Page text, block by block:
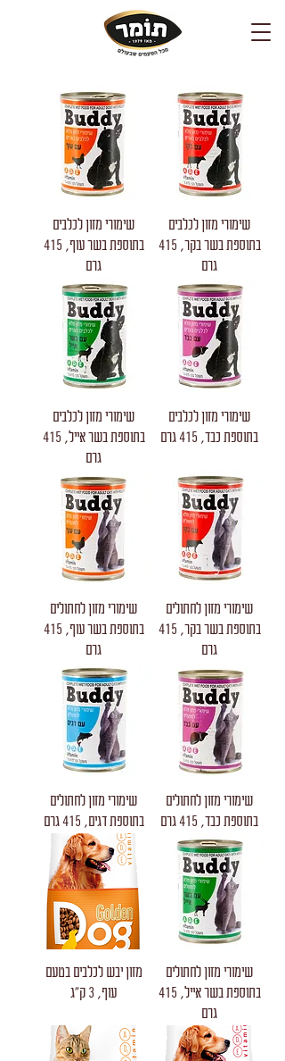
שימורי מזון לכלבים
בתוספת בשר בקר, 415
גרם
שימורי מזון לכלבים
בתוספת בשר עוף, 415
גרם
שימורי מזון לכלבים
בתוספת כבד, 415 גרם
שימורי מזון לכלבים
בתוספת בשר אייל, 415
גרם
שימורי מזון לחתולים
בתוספת בשר בקר, 415
גרם
שימורי מזון לחתולים
בתוספת בשר עוף, 415
גרם
שימורי מזון לחתולים
בתוספת כבד, 415 גרם
שימורי מזון לחתולים
בתוספת דגים, 415 גרם
שימורי מזון לחתולים
בתוספת בשר אייל, 415
גרם
מזון יבש לכלבים בטעם
עוף, 3 ק"ג